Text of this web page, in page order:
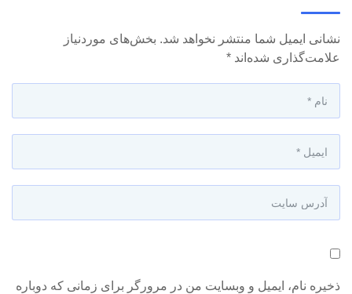
نشانی ایمیل شما منتشر نخواهد شد. بخش‌های موردنیاز
علامت‌گذاری شده‌اند *
ذخیره نام، ایمیل و وبسایت من در مرورگر برای زمانی که دوباره